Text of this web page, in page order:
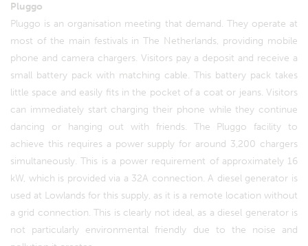
Pluggo
Pluggo is an organisation meeting that demand. They operate at
most of the main festivals in The Netherlands, providing mobile
phone and camera chargers. Visitors pay a deposit and receive a
small battery pack with matching cable. This battery pack takes
little space and easily fits in the pocket of a coat or jeans. Visitors
can immediately start charging their phone while they continue
dancing or hanging out with friends. The Pluggo facility to
achieve this requires a power supply for around 3,200 chargers
simultaneously. This is a power requirement of approximately 16
kW, which is provided via a 32A connection. A diesel generator is
used at Lowlands for this supply, as it is a remote location without
a grid connection. This is clearly not ideal, as a diesel generator is
not particularly environmental friendly due to the noise and